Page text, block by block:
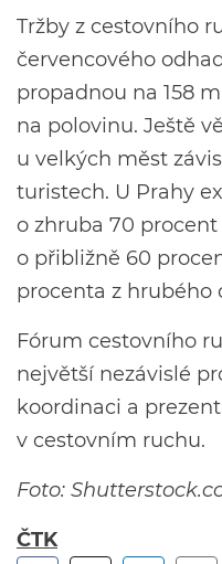
Tržby z cestovního
červencového
propadnou na 158
na polovinu. Ještě
u velkých měst
turistech. U Prahy
o zhruba 70
o přibližně 60
procenta z hrubého
Fórum cestovního
největší nezávislé
koordinaci a
v cestovním ruchu.
Foto:
ČTK